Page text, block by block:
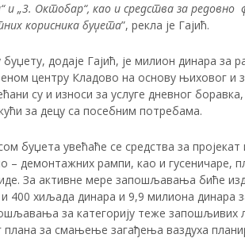
и „3. Октобар“, као и средства за
корисника буџета”, рекла је Гајић.
додаје Гајић, је милион динара за
центру Кладово на основу њиховог и
су и износи за услуге дневног
за децу са посебним потребама.
буџета увећаће се средства за пројекат
– демонтажних рампи, као и гусеничаре,
За активне мере запошљавања биће
400 хиљада динара и 9,9 милиона динара
за категорију теже запошљивих
плана за смањење загађења ваздуха